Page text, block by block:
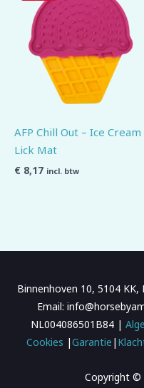
AFP Chill Out – Ice Cream
Lick Mat
€ 8,17 incl. btw
Binnenhoven 10, 5104
Email:
NL004086501B84 |
Cookies |Garantie |
Copyright ©